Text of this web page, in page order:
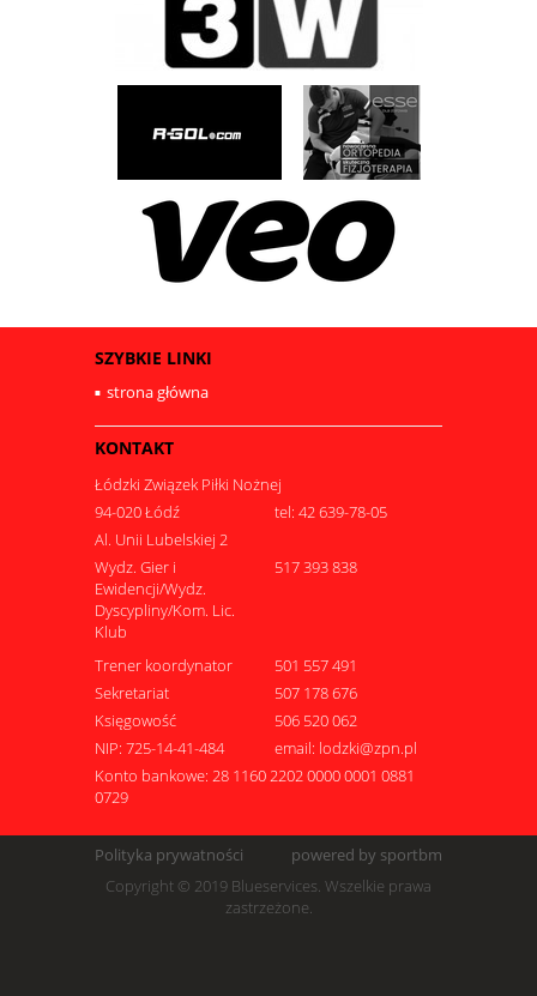
SZYBKIE LINKI
strona główna
KONTAKT
Łódzki Związek Piłki Nożnej
94-020 Łódź
tel: 42 639-78-05
Al. Unii Lubelskiej 2
Wydz. Gier i
Ewidencji/Wydz.
Dyscypliny/Kom. Lic.
Klub
517 393 838
Trener koordynator
501 557 491
Sekretariat
507 178 676
Księgowość
506 520 062
NIP: 725-14-41-484
email: lodzki@zpn.pl
Konto bankowe: 28 1160 2202 0000 0001 0881
0729
Polityka prywatności
powered by sportbm
Copyright © 2019 Blueservices. Wszelkie prawa
zastrzeżone.